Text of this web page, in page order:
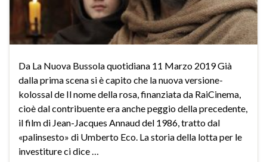
Da La Nuova Bussola quotidiana 11 Marzo 2019 Già
dalla prima scena si è capito che la nuova versione-
kolossal de Il nome della rosa, finanziata da RaiCinema,
cioè dal contribuente era anche peggio della precedente,
il film di Jean-Jacques Annaud del 1986, tratto dal
«palinsesto» di Umberto Eco. La storia della lotta per le
investiture ci dice …